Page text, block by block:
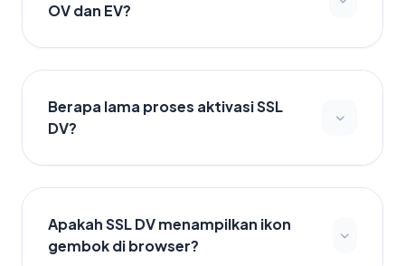
OV dan EV?
Berapa lama proses aktivasi SSL
DV?
Apakah SSL DV menampilkan ikon
gembok di browser?